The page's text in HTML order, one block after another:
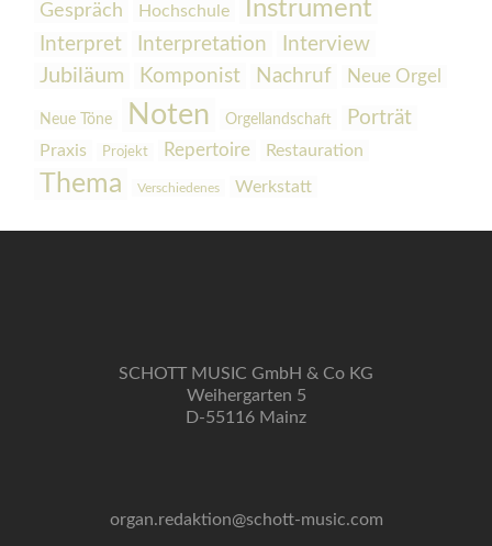
Gespräch Hochschule Instrument
Interpret Interpretation
Interview
Jubiläum
Komponist Nachruf Neue Orgel
Neue Töne Noten Orgellandschaft Porträt
Praxis Projekt Repertoire Restauration
Thema Verschiedenes Werkstatt
SCHOTT MUSIC GmbH & Co KG
Weihergarten 5
D-55116 Mainz
organ.redaktion@schott-music.com